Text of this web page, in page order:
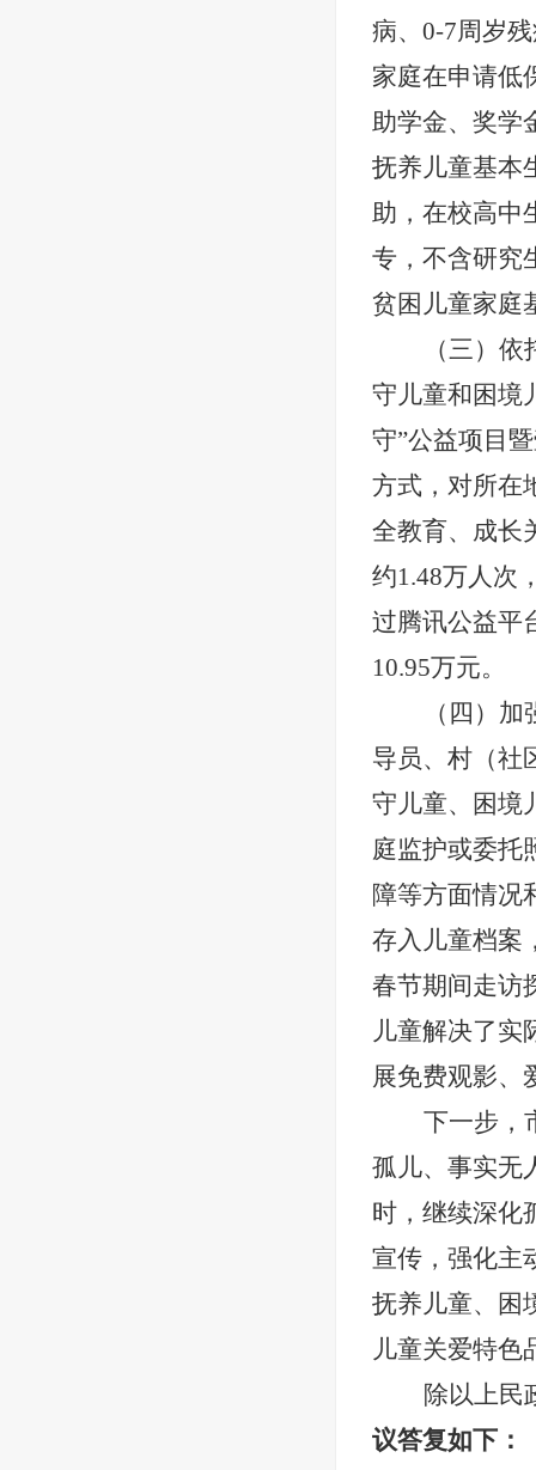
病、0-7周岁
家庭在申请低
助学金、奖学
抚养儿童基本
助，在校高中
专，不含研究
贫困儿童家庭
（三）
守儿童和困境
守”公益项目
方式，对所在
全教育、成长
约1.48万人次
过腾讯公益平
10.95万元。
（四）
导员、村（社
守儿童、困境
庭监护或委托
障等方面情况
存入儿童档案
春节期间走访
儿童解决了实
展免费观影、
下一步，
孤儿、事实无
时，继续深化
宣传，强化主
抚养儿童、困
儿童关爱特色
除以上民
议答复如下：